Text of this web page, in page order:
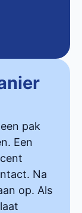
pak
Een
Na
op. Als